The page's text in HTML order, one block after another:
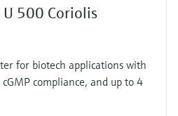
U 500 Coriolis
for biotech applications with
compliance, and up to 4